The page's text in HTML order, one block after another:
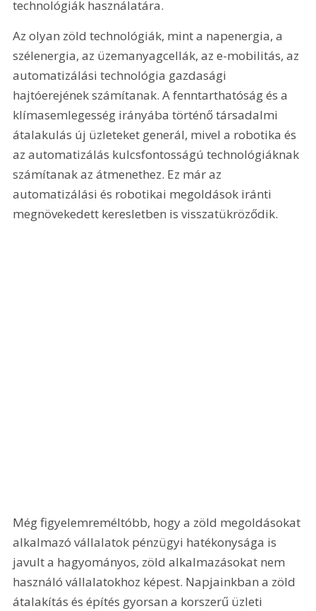
technológiák használatára.
Az olyan zöld technológiák, mint a napenergia, a
szélenergia, az üzemanyagcellák, az e-mobilitás, az
automatizálási technológia gazdasági
hajtóerejének számítanak. A fenntarthatóság és a
klímasemlegesség irányába történő társadalmi
átalakulás új üzleteket generál, mivel a robotika és
az automatizálás kulcsfontosságú technológiáknak
számítanak az átmenethez. Ez már az
automatizálási és robotikai megoldások iránti
megnövekedett keresletben is visszatükröződik.
Még figyelemreméltóbb, hogy a zöld megoldásokat
alkalmazó vállalatok pénzügyi hatékonysága is
javult a hagyományos, zöld alkalmazásokat nem
használó vállalatokhoz képest. Napjainkban a zöld
átalakítás és építés gyorsan a korszerű üzleti